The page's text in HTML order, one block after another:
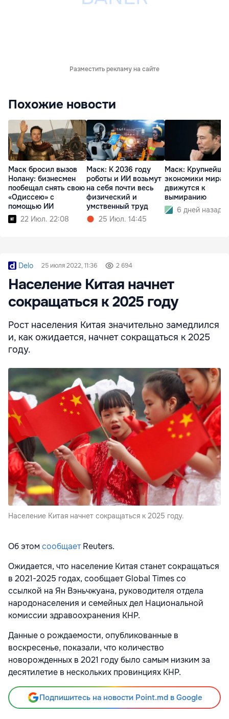
Разместить рекламу на сайте
Похожие новости
Маск бросил вызов
Нолану: бизнесмен
пообещал снять свою
«Одиссею» с
помощью ИИ
22 Июл. 22:08
Маск: К 2036 году
роботы и ИИ возьмут
на себя почти весь
физический и
умственный труд
25 Июл. 14:45
Маск:
экономики мира
движутся к
вымиранию
6 дней назад
Delo 25 июля 2022, 11:36 2 694
Население Китая начнет
сокращаться к 2025 году
Рост населения Китая значительно замедлился
и, как ожидается, начнет сокращаться к 2025
году.
Население Китая начнет сокращаться к 2025 году.
Об этомсообщает Reuters.
Ожидается, что население Китая станет сокращаться
в 2021-2025 годах, сообщает Global Times со
ссылкой на Ян Вэньчжуана, руководителя отдела
народонаселения и семейных дел Национальной
комиссии здравоохранения КНР.
Данные о рождаемости, опубликованные в
воскресенье, показали, что количество
новорожденных в 2021 году было самым низким за
десятилетие в нескольких провинциях КНР.
Подпишитесь на новости Point.md в Google